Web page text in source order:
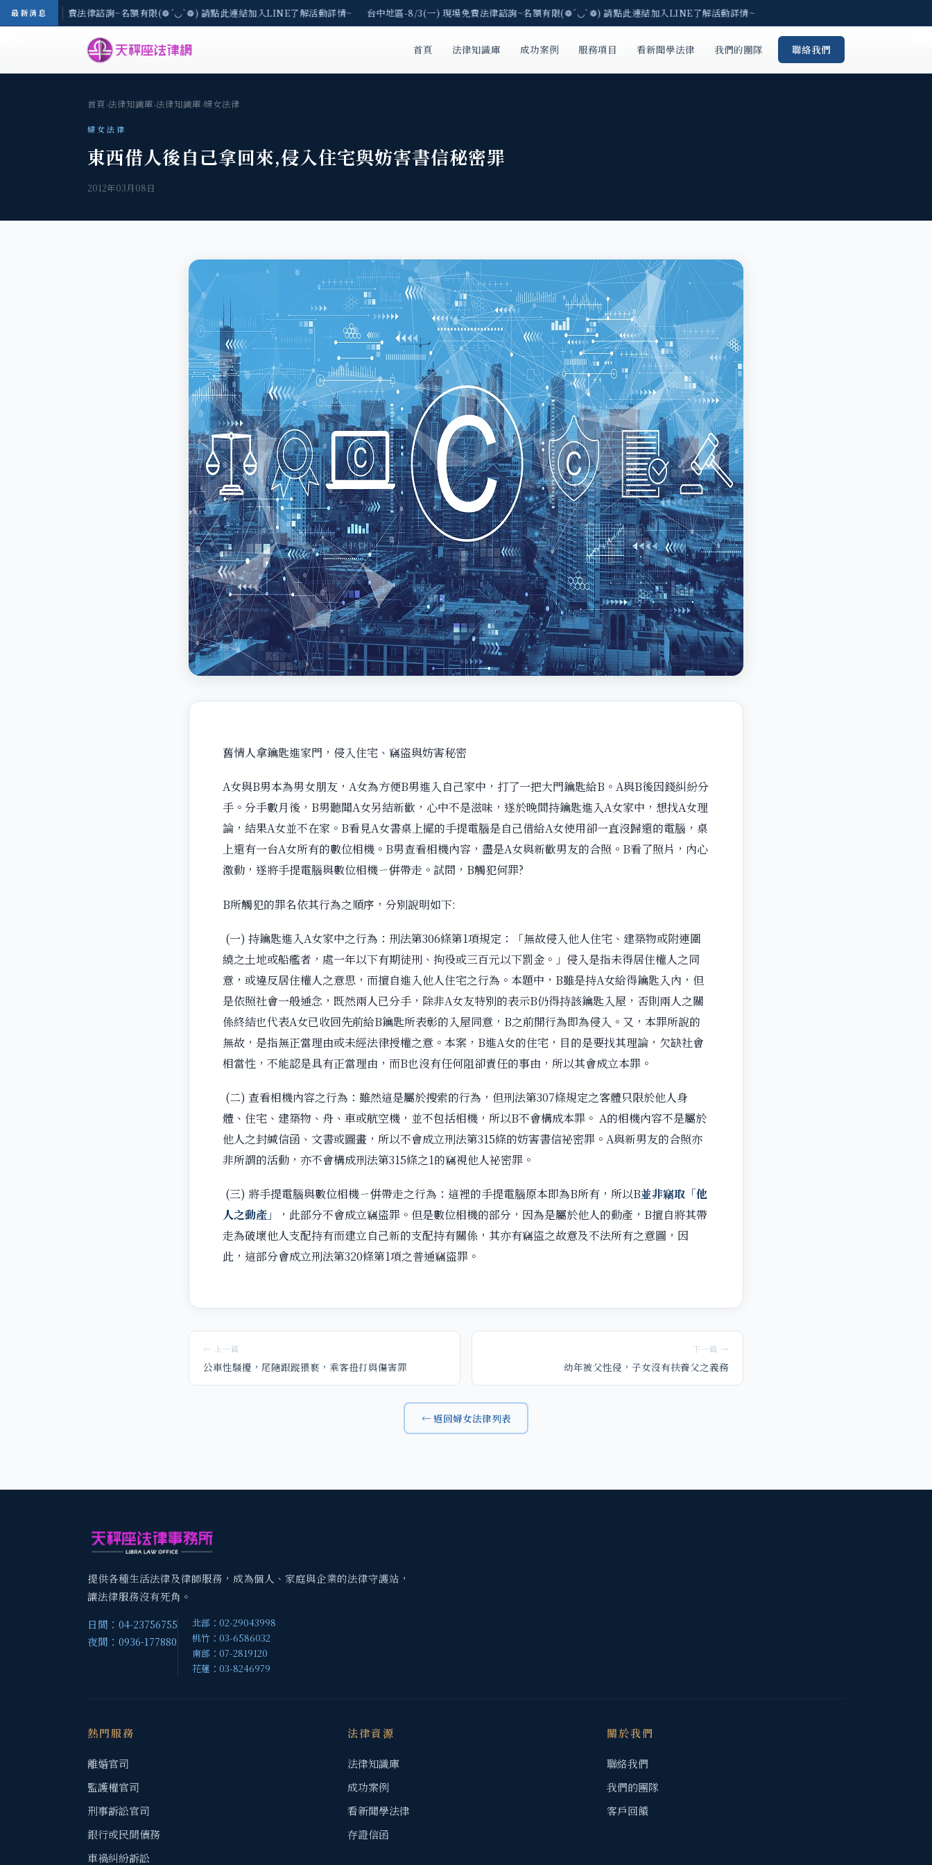
最新消息
3(一) 現場免費法律諮詢~名額有限(❁´◡`❁) 請點此連結加入LINE了解活動詳情~ 台中地區-8/3(一) 現場免費法律諮詢~名額有限(❁´◡`❁) 請點此連結加入LINE了解活動詳情~
首頁 法律知識庫 成功案例 服務項目 看新聞學法律 我們的團隊 聯絡我們
首頁›法律知識庫›法律知識庫›婦女法律
婦女法律
東西借人後自己拿回來,侵入住宅與妨害書信秘密罪
2012年03月08日
舊情人拿鑰匙進家門，侵入住宅、竊盜與妨害秘密
A女與B男本為男女朋友，A女為方便B男進入自己家中，打了一把大門鑰匙給B。A與B後因錢糾紛分
手。分手數月後，B男聽聞A女另結新歡，心中不是滋味，遂於晚間持鑰匙進入A女家中，想找A女理
論，結果A女並不在家。B看見A女書桌上擺的手提電腦是自己借給A女使用卻一直沒歸還的電腦，桌
上還有一台A女所有的數位相機。B男查看相機內容，盡是A女與新歡男友的合照。B看了照片，內心
激動，遂將手提電腦與數位相機ㄧ倂帶走。試問，B觸犯何罪?
B所觸犯的罪名依其行為之順序，分別說明如下:
(一) 持鑰匙進入A女家中之行為：刑法第306條第1項規定：「無故侵入他人住宅、建築物或附連圍
繞之土地或船艦者，處一年以下有期徒刑、拘役或三百元以下罰金。」侵入是指未得居住權人之同
意，或違反居住權人之意思，而擅自進入他人住宅之行為。本題中，B雖是持A女給得鑰匙入內，但
是依照社會一般通念，既然兩人已分手，除非A女友特別的表示B仍得持該鑰匙入屋，否則兩人之關
係終結也代表A女已收回先前給B鑰匙所表彰的入屋同意，B之前開行為即為侵入。又，本罪所說的
無故，是指無正當理由或未經法律授權之意。本案，B進A女的住宅，目的是要找其理論，欠缺社會
相當性，不能認是具有正當理由，而B也沒有任何阻卻責任的事由，所以其會成立本罪。
(二) 查看相機內容之行為：雖然這是屬於搜索的行為，但刑法第307條規定之客體只限於他人身
體、住宅、建築物、舟、車或航空機，並不包括相機，所以B不會構成本罪。 A的相機內容不是屬於
他人之封緘信函、文書或圖畫，所以不會成立刑法第315條的妨害書信祕密罪。A與新男友的合照亦
非所謂的活動，亦不會構成刑法第315條之1的竊視他人祕密罪。
(三) 將手提電腦與數位相機ㄧ倂帶走之行為：這裡的手提電腦原本即為B所有，所以B並非竊取「他
人之動產」
，此部分不會成立竊盜罪。但是數位相機的部分，因為是屬於他人的動產，B擅自將其帶
走為破壞他人支配持有而建立自己新的支配持有關係，其亦有竊盜之故意及不法所有之意圖，因
此，這部分會成立刑法第320條第1項之普通竊盜罪。
← 上一篇
公車性騷擾，尾隨跟蹤猥褻，乘客扭打與傷害罪
下一篇 →
幼年被父性侵，子女沒有扶養父之義務
← 返回婦女法律列表
提供各種生活法律及律師服務，成為個人、家庭與企業的法律守護站，
讓法律服務沒有死角。
日間：04-23756755
夜間：0936-177880
北部：02-29043998
桃竹：03-6586032
南部：07-2819120
花蓮：03-8246979
熱門服務
離婚官司
監護權官司
刑事訴訟官司
銀行或民間債務
車禍糾紛訴訟
法律資源
法律知識庫
成功案例
看新聞學法律
存證信函
關於我們
聯絡我們
我們的團隊
客戶回饋